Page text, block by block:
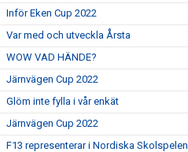
Inför Eken Cup 2022
Var med och utveckla Årsta
WOW VAD HÄNDE?
Järnvägen Cup 2022
Glöm inte fylla i vår enkät
Järnvägen Cup 2022
F13 representerar i Nordiska Skolspelen